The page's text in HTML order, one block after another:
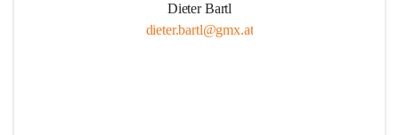
Dieter Bartl
dieter.bartl@gmx.at